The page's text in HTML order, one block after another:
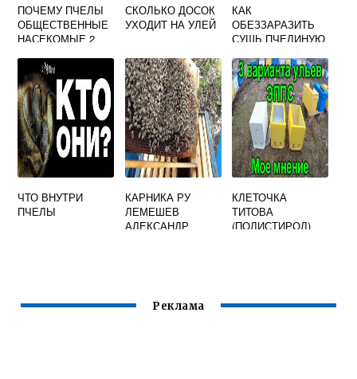
ПОЧЕМУ ПЧЕЛЫ
ОБЩЕСТВЕННЫЕ
НАСЕКОМЫЕ 2
СКОЛЬКО ДОСОК
УХОДИТ НА УЛЕЙ
КАК
ОБЕЗЗАРАЗИТЬ
СУШЬ ПЧЕЛИНУЮ
ЧТО ВНУТРИ
ПЧЕЛЫ
КАРНИКА РУ
ЛЕМЕШЕВ
АЛЕКСАНДР
КЛЕТОЧКА
ТИТОВА
(ПОЛИСТИРОЛ)
Реклама